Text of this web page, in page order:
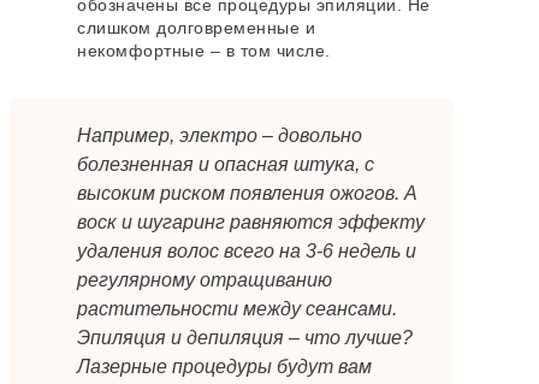
обозначены все процедуры эпиляции. Не
слишком долговременные и
некомфортные – в том числе.
Например, электро – довольно
болезненная и опасная штука, с
высоким риском появления ожогов. А
воск и шугаринг равняются эффекту
удаления волос всего на 3-6 недель и
регулярному отращиванию
растительности между сеансами.
Эпиляция и депиляция – что лучше?
Лазерные процедуры будут вам